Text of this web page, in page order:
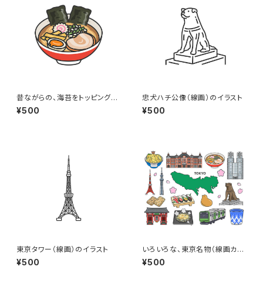
昔ながらの、海苔をトッピングし
た醤油ラーメン（線画カラー）の
イラスト
¥500
忠犬ハチ公像（線画）のイラスト
¥500
東京タワー（線画）のイラスト
¥500
いろいろな、東京名物（線画カラ
ー）のイラストセット
¥500